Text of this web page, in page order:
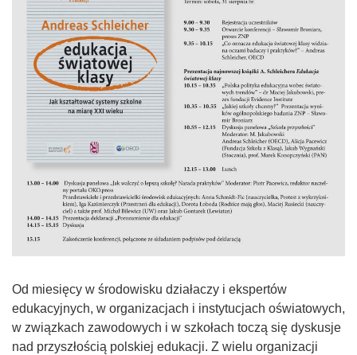
Od miesięcy w środowisku działaczy i ekspertów
edukacyjnych, w organizacjach i instytucjach oświatowych,
w związkach zawodowych i w szkołach toczą się dyskusje
nad przyszłością polskiej edukacji. Z wielu organizacji